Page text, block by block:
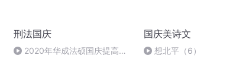
刑法国庆
2020年华成法硕国庆提高班
国庆美诗文
想北平（6）